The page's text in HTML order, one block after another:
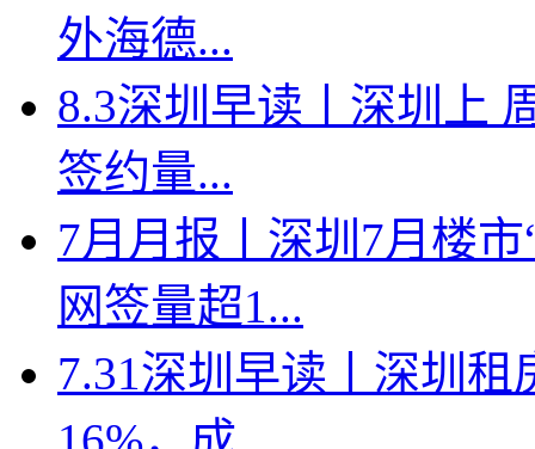
外海德...
8.3深圳早读丨深圳上
签约量...
7月月报丨深圳7月楼
网签量超1...
7.31深圳早读丨深圳